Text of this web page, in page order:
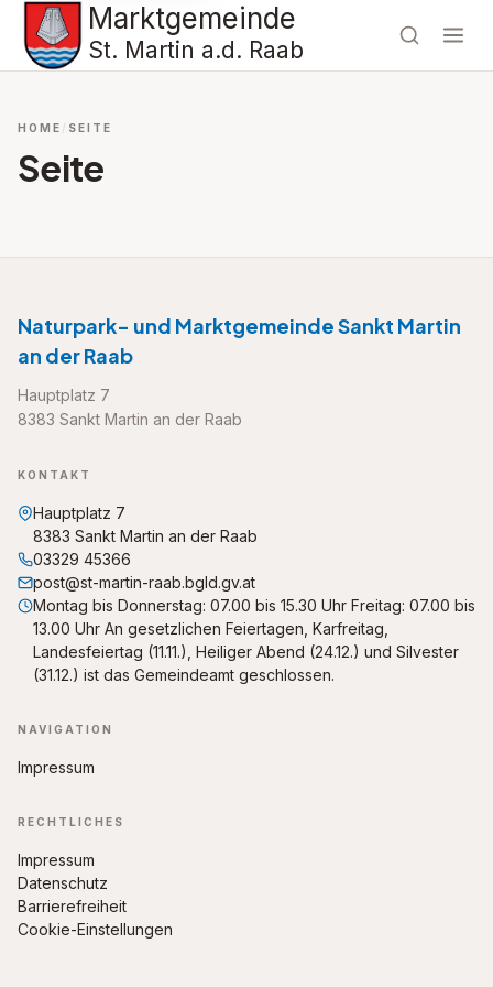
Marktgemeinde
St. Martin a.d. Raab
HOME SEITE
Seite
Naturpark- und Marktgemeinde Sankt Martin
an der Raab
Hauptplatz 7
8383 Sankt Martin an der Raab
KONTAKT
Hauptplatz 7
8383 Sankt Martin an der Raab
03329 45366
post@st-martin-raab.bgld.gv.at
Montag bis Donnerstag: 07.00 bis 15.30 Uhr Freitag: 07.00 bis
13.00 Uhr An gesetzlichen Feiertagen, Karfreitag,
Landesfeiertag (11.11.), Heiliger Abend (24.12.) und Silvester
(31.12.) ist das Gemeindeamt geschlossen.
NAVIGATION
Impressum
RECHTLICHES
Impressum
Datenschutz
Barrierefreiheit
Cookie-Einstellungen